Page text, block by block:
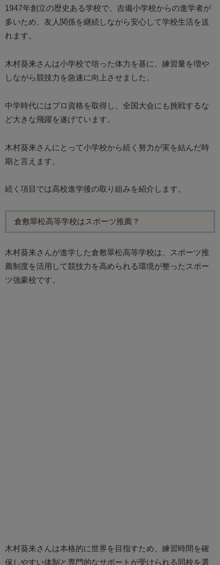
1947年創立の歴史ある学校で、吉備小学校からの進学者が
多いため、友人関係を継続しながら安心して学校生活を送
れます。
木村葵来さんは小学校で培った体力を基に、練習量を増や
しながら競技力を急速に向上させました。
中学時代にはプロ資格を取得し、全国大会にも挑戦するな
ど大きな飛躍を遂げています。
木村葵来さんにとって小学校から続く努力が実を結んだ時
期と言えます。
続く項目では高校進学後の取り組みを紹介します。
倉敷翠松高等学校はスポーツ推薦？
木村葵来さんが進学した倉敷翠松高等学校は、スポーツ推
薦制度を活用して競技力を高められる環境が整ったスポー
ツ強豪校です。
木村葵来さんは本格的に世界を目指すため、練習時間を確
保しやすい体制と専門的なサポートが受けられる同校を選